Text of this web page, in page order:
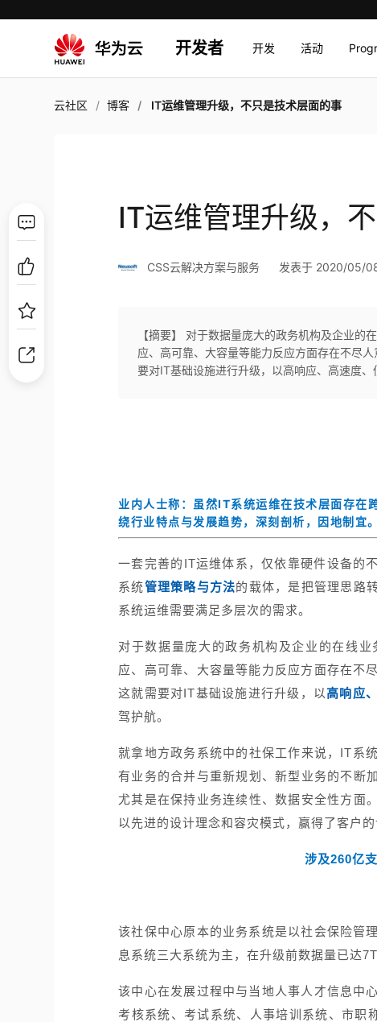
开发者 开发 活动
云社区 博客 IT运维管理升级，不只是技术层面的事
IT运维管理升级，
CSS云解决方案与服务 发表于 2020/05/
【摘要】 对于数据量庞大的政务机构及企业
应、高可靠、大容量等能力反应方面存在不尽
要对IT基础设施进行升级，以高响应、高速度
业内人士称：虽然IT系统运维在技术层面存在
绕行业特点与发展趋势，深刻剖析，因地制宜。
一套完善的IT运维体系，仅依靠硬件设备的
系统管理策略与方法的载体，是把管理思路
系统运维需要满足多层次的需求。
对于数据量庞大的政务机构及企业的在线
应、高可靠、大容量等能力反应方面存在不
这就需要对IT基础设施进行升级，以高响应
驾护航。
就拿地方政务系统中的社保工作来说，IT系
有业务的合并与重新规划、新型业务的不断
尤其是在保持业务连续性、数据安全性方面
以先进的设计理念和容灾模式，赢得了客户的
涉及260亿
该社保中心原本的业务系统是以社会保险管
息系统三大系统为主，在升级前数据量已达7T
该中心在发展过程中与当地人事人才信息中
考核系统、考试系统、人事培训系统、市职